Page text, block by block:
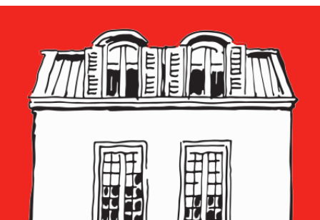
publications